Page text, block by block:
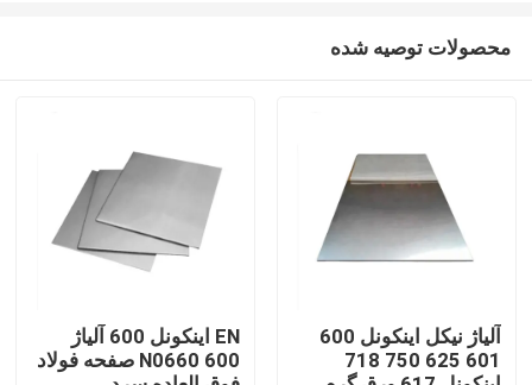
محصولات توصیه شده
آلیاژ نیکل اینکونل 600
601 625 750 718
EN اینکونل 600 آلیاژ
600 N0660 صفحه فولاد